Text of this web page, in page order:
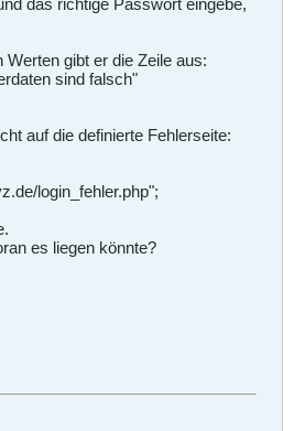
gibt er die Zeile aus:
sind falsch"
auf die definierte Fehlerseite:
login_fehler.php";
es liegen könnte?